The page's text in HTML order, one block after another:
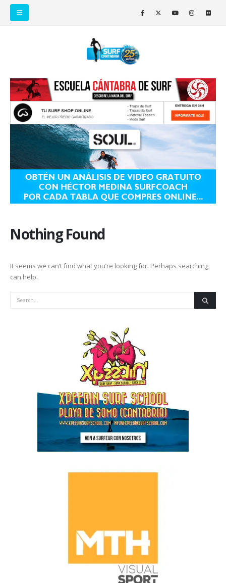
Nothing Found
It seems we can’t find what you’re looking for. Perhaps searching
can help.